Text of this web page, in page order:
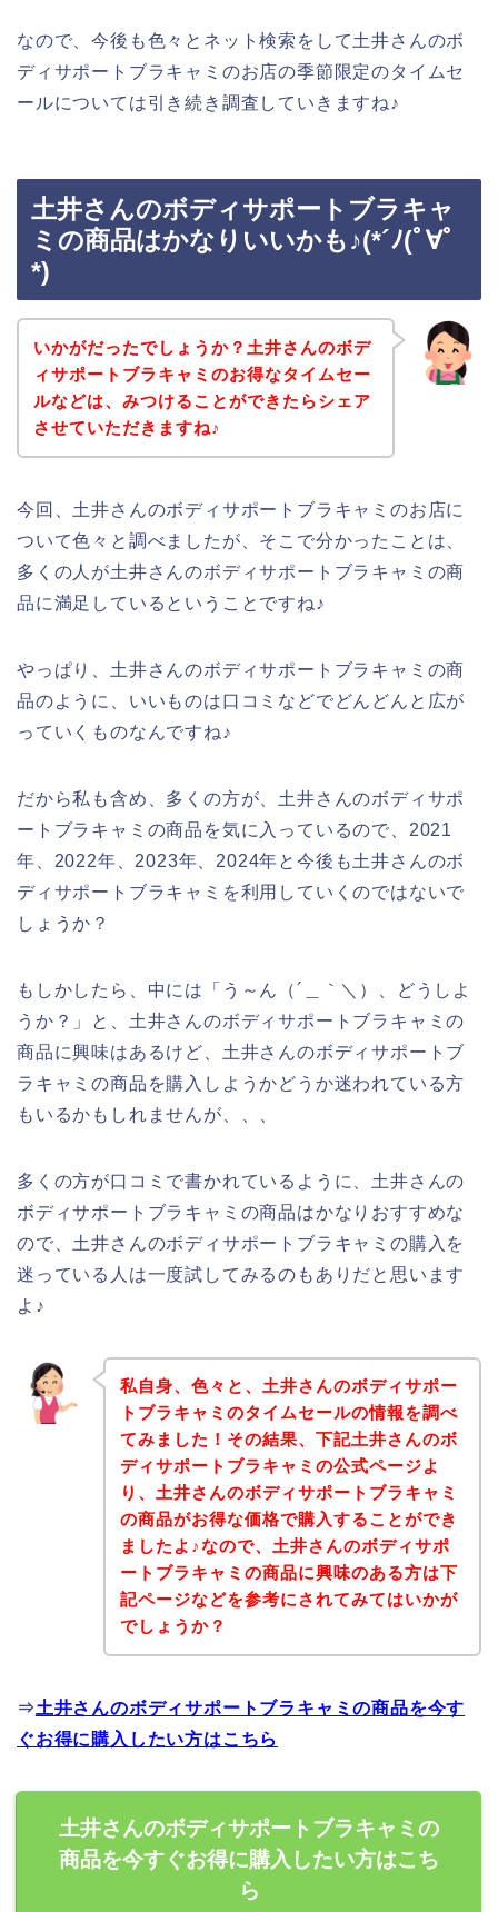
なので、今後も色々とネット検索をして土井さんのボ
ディサポートブラキャミのお店の季節限定のタイムセ
ールについては引き続き調査していきますね♪
土井さんのボディサポートブラキャ
ミの商品はかなりいいかも♪(*´ﾉ(ﾟ∀ﾟ
*)
いかがだったでしょうか？土井さんのボデ
ィサポートブラキャミのお得なタイムセー
ルなどは、みつけることができたらシェア
させていただきますね♪
今回、土井さんのボディサポートブラキャミのお店に
ついて色々と調べましたが、そこで分かったことは、
多くの人が土井さんのボディサポートブラキャミの商
品に満足しているということですね♪
やっぱり、土井さんのボディサポートブラキャミの商
品のように、いいものは口コミなどでどんどんと広が
っていくものなんですね♪
だから私も含め、多くの方が、土井さんのボディサポ
ートブラキャミの商品を気に入っているので、2021
年、2022年、2023年、2024年と今後も土井さんのボ
ディサポートブラキャミを利用していくのではないで
しょうか？
もしかしたら、中には「う～ん（´＿｀＼）、どうしよ
うか？」と、土井さんのボディサポートブラキャミの
商品に興味はあるけど、土井さんのボディサポートブ
ラキャミの商品を購入しようかどうか迷われている方
もいるかもしれませんが、、、
多くの方が口コミで書かれているように、土井さんの
ボディサポートブラキャミの商品はかなりおすすめな
ので、土井さんのボディサポートブラキャミの購入を
迷っている人は一度試してみるのもありだと思います
よ♪
私自身、色々と、土井さんのボディサポー
トブラキャミのタイムセールの情報を調べ
てみました！その結果、下記土井さんのボ
ディサポートブラキャミの公式ページよ
り、土井さんのボディサポートブラキャミ
の商品がお得な価格で購入することができ
ましたよ♪なので、土井さんのボディサポ
ートブラキャミの商品に興味のある方は下
記ページなどを参考にされてみてはいかが
でしょうか？
⇒土井さんのボディサポートブラキャミの商品を今す
ぐお得に購入したい方はこちら
土井さんのボディサポートブラキャミの
商品を今すぐお得に購入したい方はこち
ら